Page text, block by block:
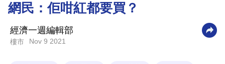
業
科
技
網民：佢咁紅都要買？
經濟一週編輯部
樓市 Nov 9 2021